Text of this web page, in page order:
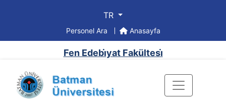
TR
Personel Ara Anasayfa
Fen Edebi̇yat Fakültesi̇